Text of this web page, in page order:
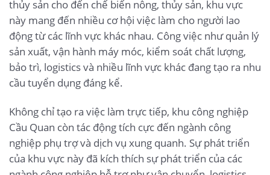
thủy sản cho đến chế biến nông, thủy sản, khu vực
này mang đến nhiều cơ hội việc làm cho người lao
động từ các lĩnh vực khác nhau. Công việc như quản lý
sản xuất, vận hành máy móc, kiểm soát chất lượng,
bảo trì, logistics và nhiều lĩnh vực khác đang tạo ra nhu
cầu tuyển dụng đáng kể.
Không chỉ tạo ra việc làm trực tiếp, khu công nghiệp
Cầu Quan còn tác động tích cực đến ngành công
nghiệp phụ trợ và dịch vụ xung quanh. Sự phát triển
của khu vực này đã kích thích sự phát triển của các